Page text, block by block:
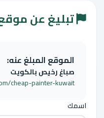
تبليغ عن
الموقع المبلغ عنه:
صباغ رخيص بالكويت
cheap-painter-kuwait/
اسمك